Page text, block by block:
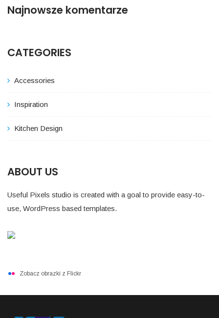
Najnowsze komentarze
CATEGORIES
Accessories
Inspiration
Kitchen Design
ABOUT US
Useful Pixels studio is created with a goal to provide easy-to-
use, WordPress based templates.
Zobacz obrazki z Flickr